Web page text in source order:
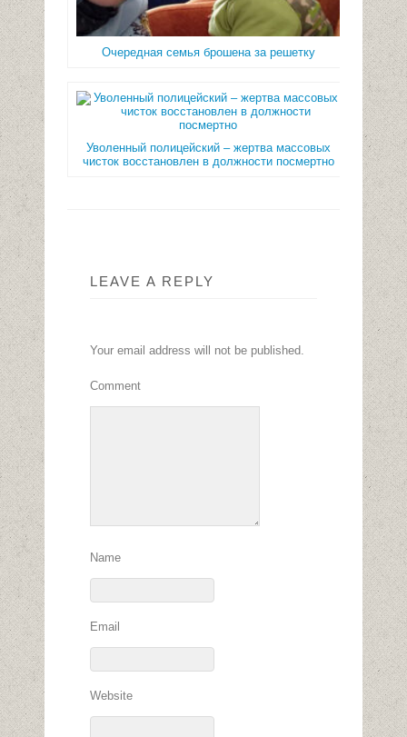
Очередная семья брошена за решетку
Уволенный полицейский – жертва массовых
чисток восстановлен в должности посмертно
LEAVE A REPLY
Your email address will not be published.
Comment
Name
Email
Website